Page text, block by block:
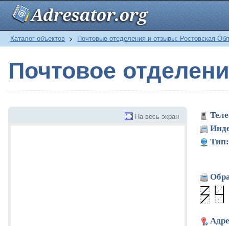
Каталог объектов > Почтовые отеделения и отзывы: Ростовская
Почтовое
На весь экран
Тип: